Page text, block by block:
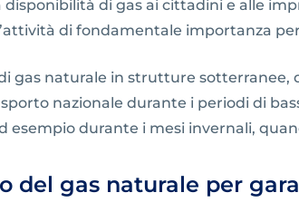
di gas ai cittadini e alle
di fondamentale importanza
gas naturale in strutture
nazionale durante i periodi di
esempio durante i mesi invernali,
del gas naturale per